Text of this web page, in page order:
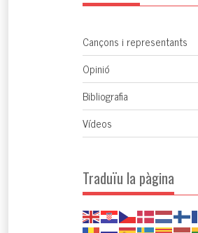
Cançons i representants
Opinió
Bibliografia
Vídeos
Traduïu la pàgina